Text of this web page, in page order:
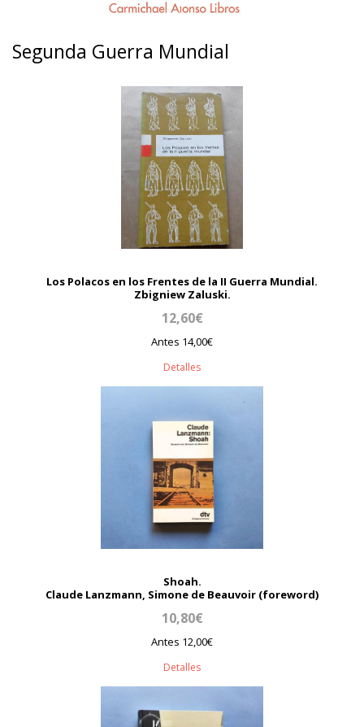
Segunda Guerra Mundial
Los Polacos en los Frentes de la II Guerra Mundial.
Zbigniew Zaluski.
12,60€
Antes 14,00€
Detalles
Shoah.
Claude Lanzmann, Simone de Beauvoir (foreword)
10,80€
Antes 12,00€
Detalles